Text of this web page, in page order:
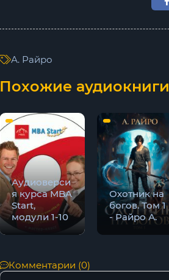
11
12
13
14
15
16
17
18
А. Райро
Похожие аудиокниги
Аудиоверси
я курса MBA
Start,
модули 1-10
Охотник на
богов. Том 1
- Райро А.
Комментарии (0)